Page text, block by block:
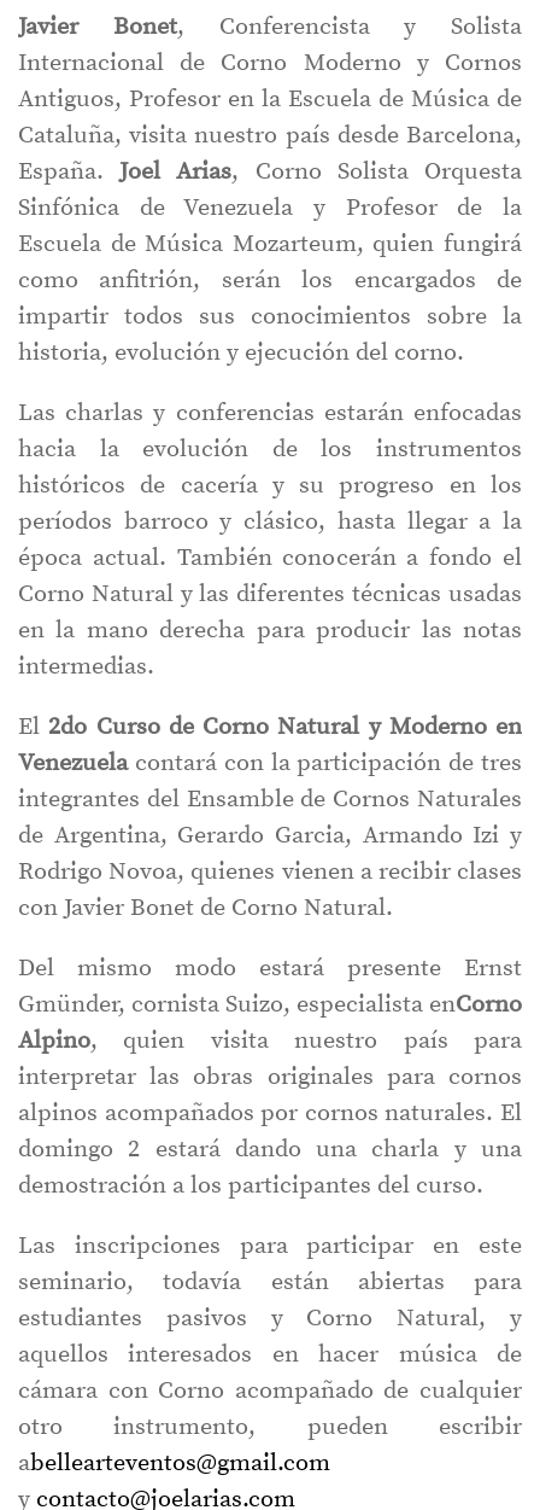
Javier Bonet, Conferencista y Solista
Internacional de Corno Moderno y Cornos
Antiguos, Profesor en la Escuela de Música de
Cataluña, visita nuestro país desde Barcelona,
España.Joel Arias, Corno Solista Orquesta
Sinfónica de Venezuela y Profesor de la
Escuela de Música Mozarteum, quien fungirá
como anfitrión, serán los encargados de
impartir todos sus conocimientos sobre la
historia, evolución y ejecución del corno.
Las charlas y conferencias estarán enfocadas
hacia la evolución de los instrumentos
históricos de cacería y su progreso en los
períodos barroco y clásico, hasta llegar a la
época actual. También conocerán a fondo el
Corno Natural y las diferentes técnicas usadas
en la mano derecha para producir las notas
intermedias.
El 2do Curso de Corno Natural y Moderno en
Venezuelacontará con la participación de tres
integrantes del Ensamble de Cornos Naturales
de Argentina, Gerardo Garcia, Armando Izi y
Rodrigo Novoa, quienes vienen a recibir clases
con Javier Bonet de Corno Natural.
Del mismo modo estará presente Ernst
Gmünder, cornista Suizo, especialista enCorno
Alpino, quien visita nuestro país para
interpretar las obras originales para cornos
alpinos acompañados por cornos naturales. El
domingo 2 estará dando una charla y una
demostración a los participantes del curso.
Las inscripciones para participar en este
seminario, todavía están abiertas para
estudiantes pasivos y Corno Natural, y
aquellos interesados en hacer música de
cámara con Corno acompañado de cualquier
otro instrumento, pueden escribir
abellearteventos@gmail.com
y contacto@joelarias.com